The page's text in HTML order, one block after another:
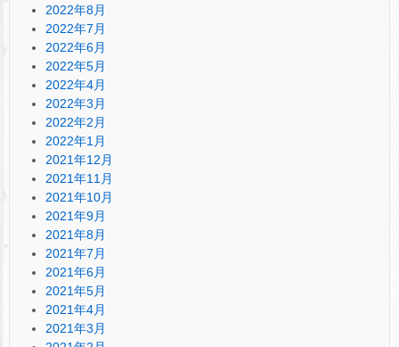
2022年8月
2022年7月
2022年6月
2022年5月
2022年4月
2022年3月
2022年2月
2022年1月
2021年12月
2021年11月
2021年10月
2021年9月
2021年8月
2021年7月
2021年6月
2021年5月
2021年4月
2021年3月